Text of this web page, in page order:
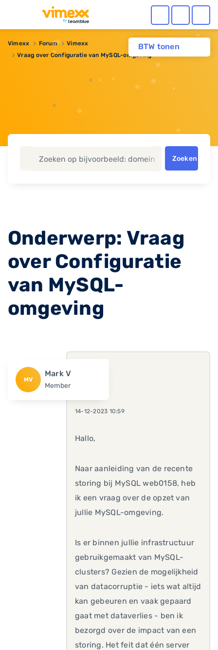
BTW tonen
Vimexx Forum
Vimexx
Vraag over Configuratie van MySQL-omgeving
Zoeken
Onderwerp: Vraag
over Configuratie
van MySQL-
omgeving
MV
Mark V
Member
14-12-2023 10:59
Hallo,
Naar aanleiding van de recente
storing bij MySQL web0158, heb
ik een vraag over de opzet van
jullie MySQL-omgeving.
Is er binnen jullie infrastructuur
gebruikgemaakt van MySQL-
clusters? Gezien de mogelijkheid
van datacorruptie - iets wat altijd
kan gebeuren en vaak gepaard
gaat met dataverlies - ben ik
bezorgd over de impact van een
storing. Het feit dat één server